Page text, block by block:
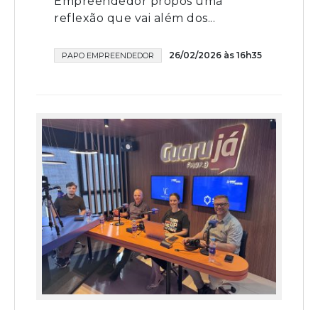
reflexão que vai além dos...
PAPO EMPREENDEDOR 26/02/2026 às 16h35